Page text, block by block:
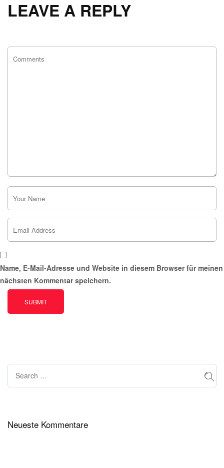
LEAVE A REPLY
Name, E-Mail-Adresse und Website in diesem Browser für meinen
nächsten Kommentar speichern.
Neueste Kommentare